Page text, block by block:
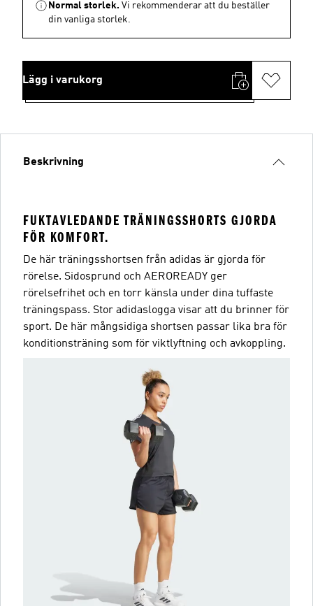
Normal storlek. Vi rekommenderar att du beställer
din vanliga storlek.
Lägg i varukorg
Beskrivning
FUKTAVLEDANDE TRÄNINGSSHORTS GJORDA
FÖR KOMFORT.
De här träningsshortsen från adidas är gjorda för
rörelse. Sidosprund och AEROREADY ger
rörelsefrihet och en torr känsla under dina tuffaste
träningspass. Stor adidaslogga visar att du brinner för
sport. De här mångsidiga shortsen passar lika bra för
konditionsträning som för viktlyftning och avkoppling.